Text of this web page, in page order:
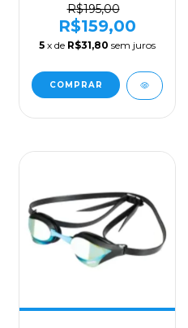
R$195,00
R$159,00
5 x de R$31,80 sem juros